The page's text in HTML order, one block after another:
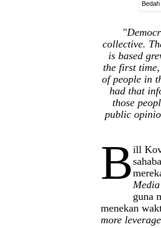
"
collective.
is based
the first
of people in
had that
those
public
Bill
Media
guna
menekan
more